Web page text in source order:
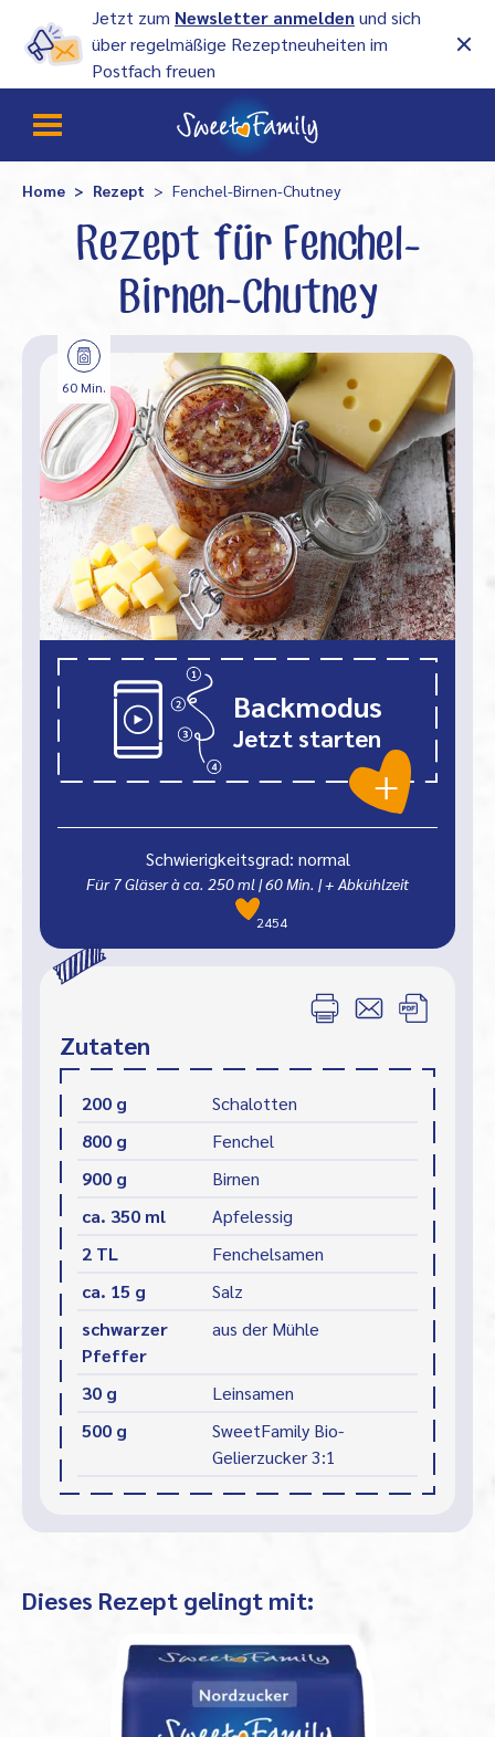
Jetzt zum Newsletter anmelden und sich
über regelmäßige Rezeptneuheiten im
Postfach freuen
Home Rezept Fenchel-Birnen-Chutney
Rezept für Fenchel-
Birnen-Chutney
Backmodus
Jetzt starten
60 Min.
Schwierigkeitsgrad: normal
Für 7 Gläser à ca. 250 ml |60 Min. | + Abkühlzeit
2454
Zutaten
200 g
Schalotten
800 g
Fenchel
900 g
Birnen
ca. 350 ml
Apfelessig
2 TL
Fenchelsamen
ca. 15 g
Salz
schwarzer
Pfeffer
aus der Mühle
30 g
Leinsamen
500 g
SweetFamily Bio-
Gelierzucker 3:1
Dieses Rezept gelingt mit: